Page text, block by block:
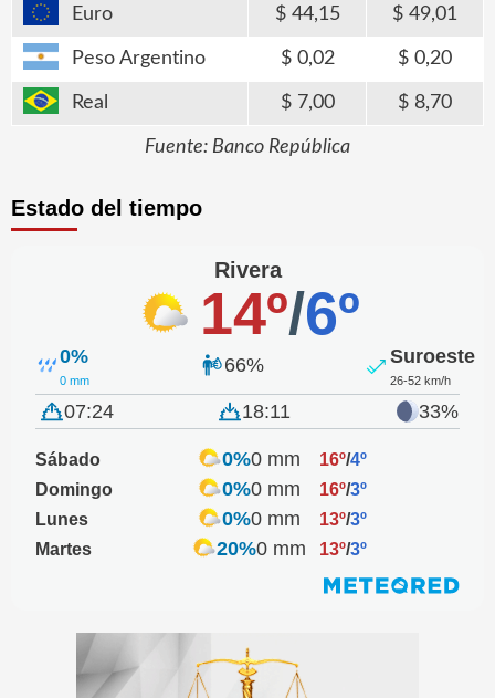
Euro 44,15 49,01
Peso Argentino 0,02 0,20
Real 7,00 8,70
Fuente: Banco República
Estado del tiempo
Rivera
14º/6º
0%
0 mm
66% Suroeste
26-52 km/h
07:24 18:11 33%
Sábado 0%0 mm 16º/4º
Domingo
0%0 mm 16º/3º
Lunes
0%0 mm 13º/3º
Martes
20%0 mm 13º/3º